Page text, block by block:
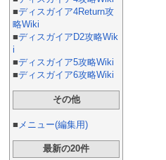
■ディスガイア4Return攻
略Wiki
■ディスガイアD2攻略Wik
i
■ディスガイア5攻略Wiki
■ディスガイア6攻略Wiki
その他
■ メニュー(編集用)
最新の20件